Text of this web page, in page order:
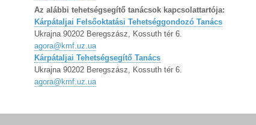
Az alábbi tehetségsegítő tanácsok kapcsolattartója:
Kárpátaljai Felsőoktatási Tehetséggondozó Tanács
Ukrajna 90202 Beregszász, Kossuth tér 6.
agora@kmf.uz.ua
Kárpátaljai Tehetségsegítő Tanács
Ukrajna 90202 Beregszász, Kossuth tér 6.
agora@kmf.uz.ua